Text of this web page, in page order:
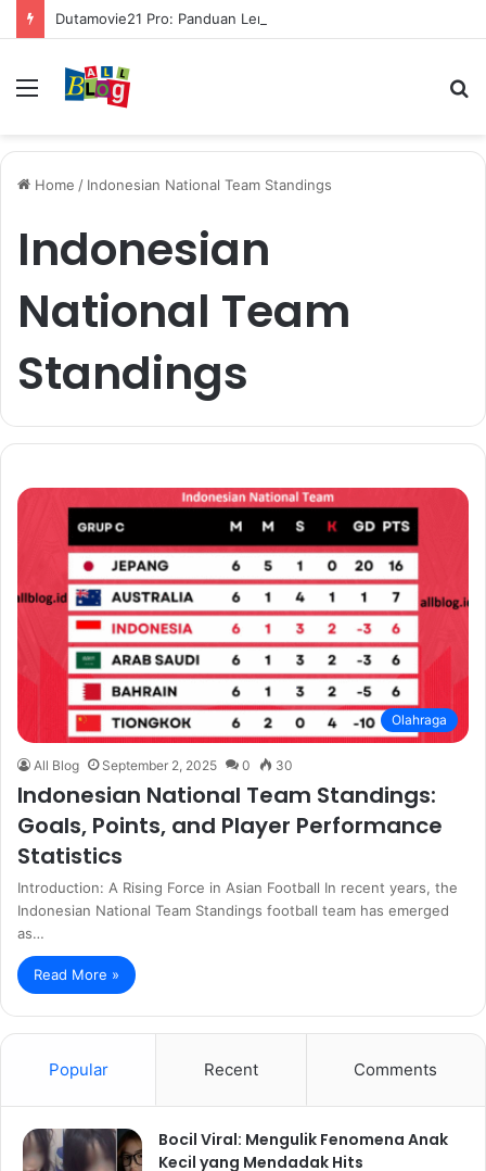
Menu
Home / Indonesian National Team Standings
Indonesian
National Team
Standings
Olahraga
All Blog September 2, 2025 0 30
Indonesian National Team Standings:
Goals, Points, and Player Performance
Statistics
Introduction: A Rising Force in Asian Football In recent years, the
Indonesian National Team Standings football team has emerged
as…
Read More »
Popular Recent Comments
Bocil Viral: Mengulik Fenomena Anak
Kecil yang Mendadak Hits